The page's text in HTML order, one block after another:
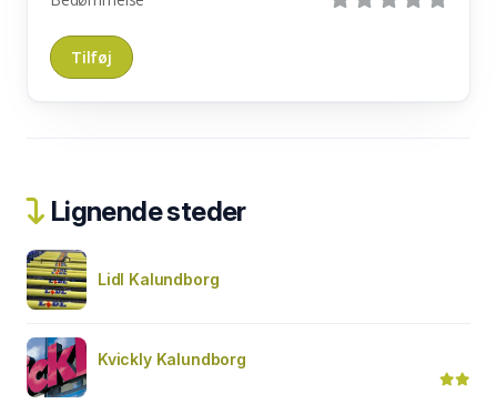
Lignende steder
Lidl Kalundborg
Kvickly Kalundborg